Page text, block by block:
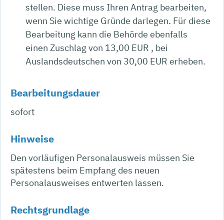
stellen. Diese muss Ihren Antrag bearbeiten,
wenn Sie wichtige Gründe darlegen. Für diese
Bearbeitung kann die Behörde ebenfalls
einen Zuschlag von 13,00 EUR , bei
Auslandsdeutschen von 30,00 EUR erheben.
Bearbeitungsdauer
sofort
Hinweise
Den vorläufigen Personalausweis müssen Sie
spätestens beim Empfang des neuen
Personalausweises entwerten lassen.
Rechtsgrundlage